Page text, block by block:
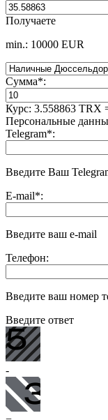
Получаете
min.: 10000 EUR
Сумма*:
Курс: 3.558863 TRX
Персональные
Telegram*:
Введите Ваш
E-mail*:
Введите ваш e-mail
Телефон:
Введите ваш номер
Введите ответ
-